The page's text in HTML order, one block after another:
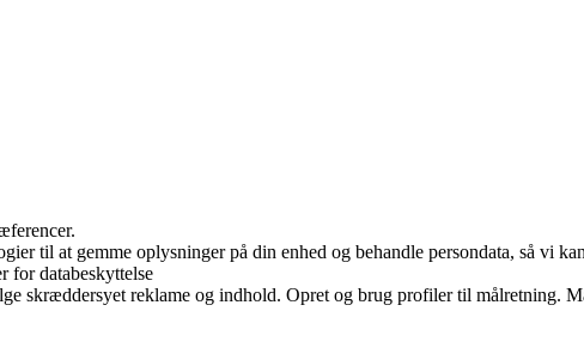
til at gemme oplysninger på din enhed og behandle persondata, så vi
for databeskyttelse
skræddersyet reklame og indhold. Opret og brug profiler til målretning.